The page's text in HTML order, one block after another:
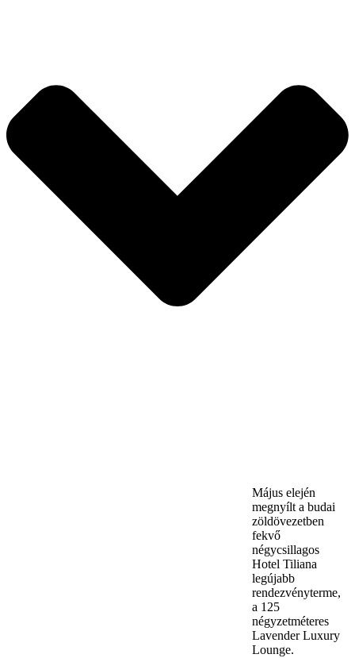
Május elején
megnyílt a budai
zöldövezetben
fekvő
négycsillagos
Hotel Tiliana
legújabb
rendezvényterme,
a 125
négyzetméteres
Lavender Luxury
Lounge.